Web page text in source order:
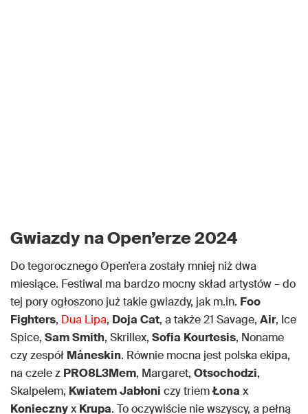
Gwiazdy na Open’erze 2024
Do tegorocznego Open’era zostały mniej niż dwa
miesiące. Festiwal ma bardzo mocny skład artystów – do
tej pory ogłoszono już takie gwiazdy, jak m.in. Foo
Fighters, Dua Lipa, Doja Cat, a także 21 Savage, Air, Ice
Spice, SamSmith, Skrillex, Sofia Kourtesis, Noname
czy zespół Måneskin. Równie mocna jest polska ekipa,
na czele z PRO8L3Mem, Margaret, Otsochodzi,
Skalpelem, KwiatemJabłoni czy triemŁona x
Koniecznyx Krupa. To oczywiście nie wszyscy, a pełną